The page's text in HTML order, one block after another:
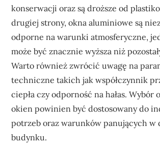
konserwacji oraz są droższe od
drugiej strony, okna aluminiowe są
odporne na warunki atmosferyczne,
może być znacznie wyższa niż
Warto również zwrócić uwagę na
techniczne takich jak współczynnik
ciepła czy odporność na hałas.
okien powinien być dostosowany do
potrzeb oraz warunków panujących w
budynku.